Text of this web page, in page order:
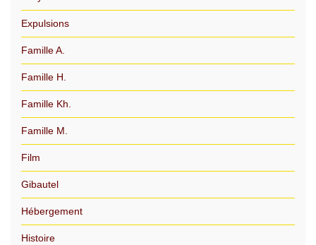
Expulsions
Famille A.
Famille H.
Famille Kh.
Famille M.
Film
Gibautel
Hébergement
Histoire